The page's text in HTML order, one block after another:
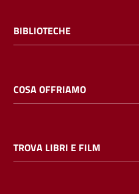
Online
ragazzi
BIBLIOTECHE
COSA OFFRIAMO
TROVA LIBRI E FILM